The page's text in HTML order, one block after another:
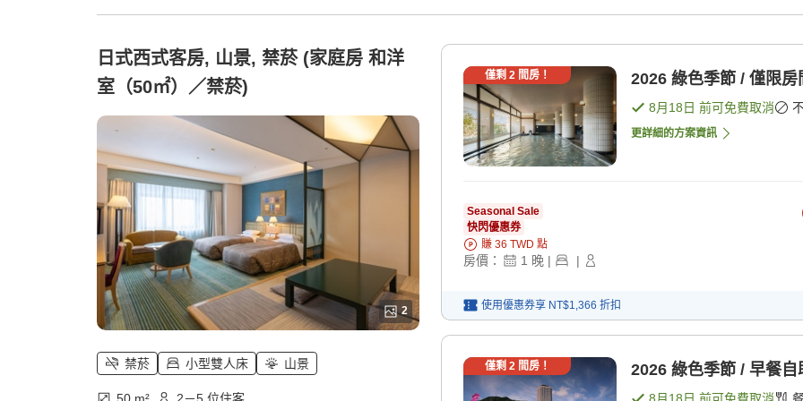
日式西式客房, 山景, 禁菸 (家庭房 和洋
室（50㎡）／禁菸)
2
禁菸 小型雙人床 山景
僅剩 2間房！ 2026 綠色季節 / 僅限
8月18日 前可免費取消
更詳細的方案資訊
Seasonal Sale
快閃優惠券
賺 36 TWD 點
房價： 1 晚 | |
使用優惠券享 NT$1,366 折扣
僅剩 2間房！ 2026 綠色季節 / 早餐